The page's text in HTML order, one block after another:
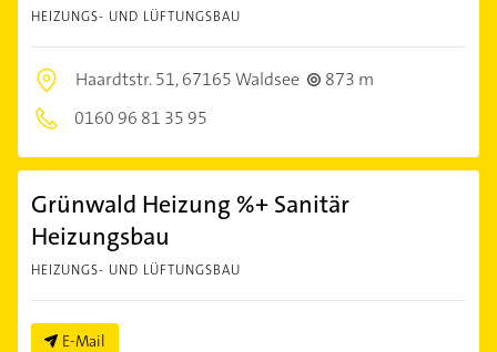
HEIZUNGS- UND LÜFTUNGSBAU
Haardtstr. 51,67165 Waldsee
873 m
0160 96 81 35 95
Grünwald Heizung %+ Sanitär
Heizungsbau
HEIZUNGS- UND LÜFTUNGSBAU
E-Mail